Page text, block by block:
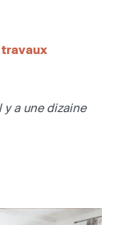
travaux
a une dizaine